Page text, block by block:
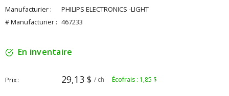
Manufacturier :
PHILIPS ELECTRONICS -LIGHT
# Manufacturier : 467233
En inventaire
Prix 29,13 $ / ch Écofrais : 1,85 $